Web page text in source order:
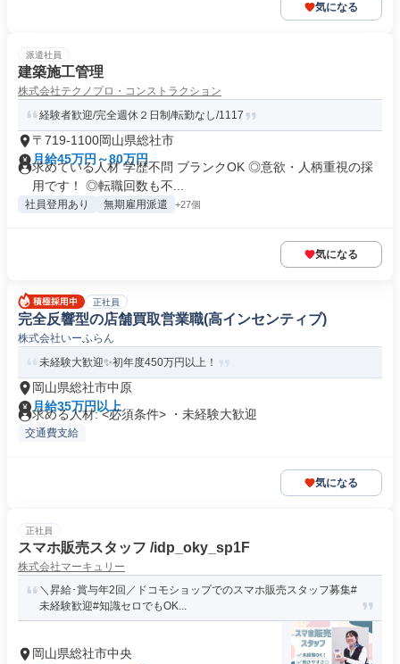
気になる
派遣社員
建築施工管理
株式会社テクノプロ・コンストラクション
経験者歓迎/完全週休２日制/転勤なし/1117
〒719-1100岡山県総社市
月給45万円～80万円
求めている人材 学歴不問 ブランクOK ◎意欲・人柄重視の採
用です！ ◎転職回数も不...
社員登用あり 無期雇用派遣 +27個
気になる
正社員
完全反響型の店舗買取営業職(高インセンティブ)
株式会社いーふらん
未経験大歓迎✨初年度450万円以上！
岡山県総社市中原
月給35万円以上
求める人材: <必須条件> ・未経験大歓迎
交通費支給
気になる
正社員
スマホ販売スタッフ /idp_oky_sp1F
株式会社マーキュリー
＼昇給･賞与年2回／ドコモショップでのスマホ販売スタッフ募集#
未経験歓迎#知識セロでもOK...
岡山県総社市中央